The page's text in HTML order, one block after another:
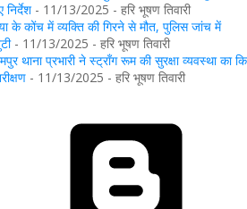
निर्देश- 11/13/2025 - हरि भूषण तिवारी
के कोंच में व्यक्ति की गिरने से मौत, पुलिस जांच में
- 11/13/2025 - हरि भूषण तिवारी
थाना प्रभारी ने स्ट्रॉंग रूम की सुरक्षा व्यवस्था का
- 11/13/2025 - हरि भूषण तिवारी